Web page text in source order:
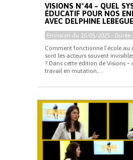
VISIONS N°44 – QUEL
ÉDUCATIF POUR NOS
AVEC DELPHINE LEBEGUE
Emission du 15/05/2025 - Durée
Comment fonctionne l’école au
sont les acteurs souvent
? Dans cette édition de Visions –
travail en mutation,...